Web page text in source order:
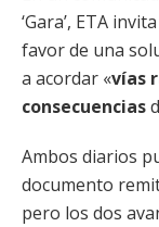
‘Gara’, ETA
favor de una
a acordar «vías
consecuencias
Ambos diarios
documento
pero los dos